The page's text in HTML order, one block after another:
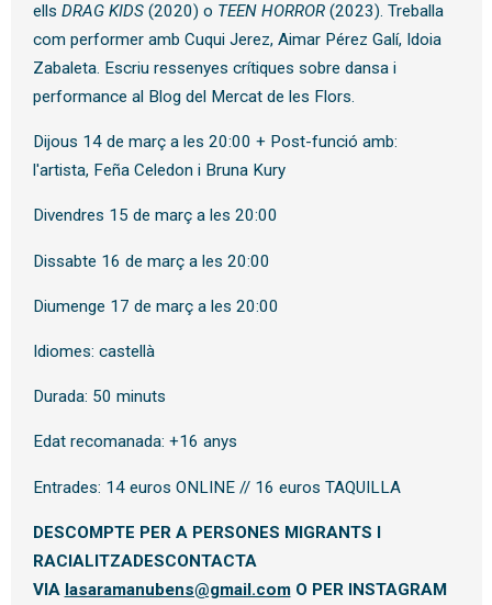
ells DRAG KIDS(2020) o TEEN HORROR(2023). Treballa
com performer amb Cuqui Jerez, Aimar Pérez Galí, Idoia
Zabaleta. Escriu ressenyes crítiques sobre dansa i
performance al Blog del Mercat de les Flors.
Dijous 14 de març a les 20:00 + Post-funció amb:
l'artista, Feña Celedon i Bruna Kury
Divendres 15 de març a les 20:00
Dissabte 16 de març a les 20:00
Diumenge 17 de març a les 20:00
Idiomes: castellà
Durada: 50 minuts
Edat recomanada: +16 anys
Entrades: 14 euros ONLINE // 16 euros TAQUILLA
DESCOMPTE PER A PERSONES MIGRANTS I
RACIALITZADESCONTACTA
VIA lasaramanubens@gmail.comO PER INSTAGRAM